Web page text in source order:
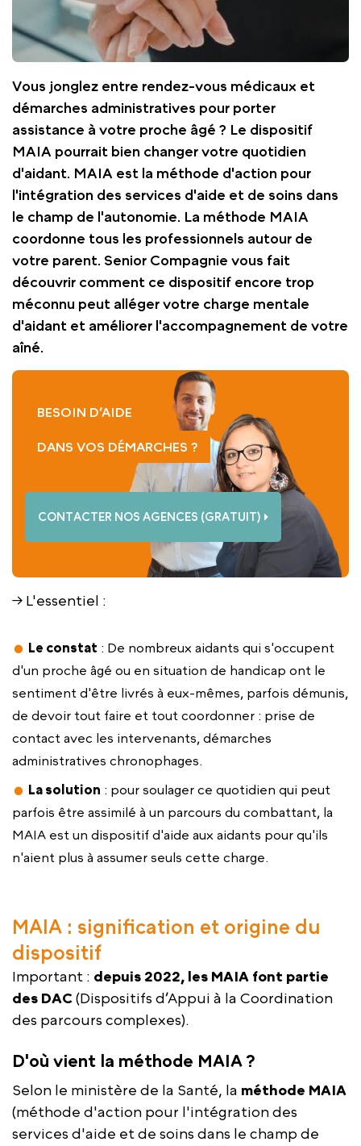
Vous jonglez entre rendez-vous médicaux et
démarches administratives pour porter
assistance à votre proche âgé ? Le dispositif
MAIA pourrait bien changer votre quotidien
d'aidant. MAIA est la méthode d'action pour
l'intégration des services d'aide et de soins dans
le champ de l'autonomie. La méthode MAIA
coordonne tous les professionnels autour de
votre parent. Senior Compagnie vous fait
découvrir comment ce dispositif encore trop
méconnu peut alléger votre charge mentale
d'aidant et améliorer l'accompagnement de votre
aîné.
BESOIN D’AIDE
DANS VOS DÉMARCHES ?
CONTACTER NOS AGENCES (GRATUIT)
→ L'essentiel :
Le constat : De nombreux aidants qui s'occupent
d'un proche âgé ou en situation de handicap ont le
sentiment d'être livrés à eux-mêmes, parfois démunis,
de devoir tout faire et tout coordonner : prise de
contact avec les intervenants, démarches
administratives chronophages.
La solution : pour soulager ce quotidien qui peut
parfois être assimilé à un parcours du combattant, la
MAIA est un dispositif d'aide aux aidants pour qu'ils
n'aient plus à assumer seuls cette charge.
MAIA : signification et origine du
dispositif
Important : depuis 2022, les MAIA font partie
des DAC(Dispositifs d’Appui à la Coordination
des parcours complexes).
D'où vient la méthode MAIA ?
Selon le ministère de la Santé, la méthode MAIA
(méthode d'action pour l'intégration des
services d'aide et de soins dans le champ de